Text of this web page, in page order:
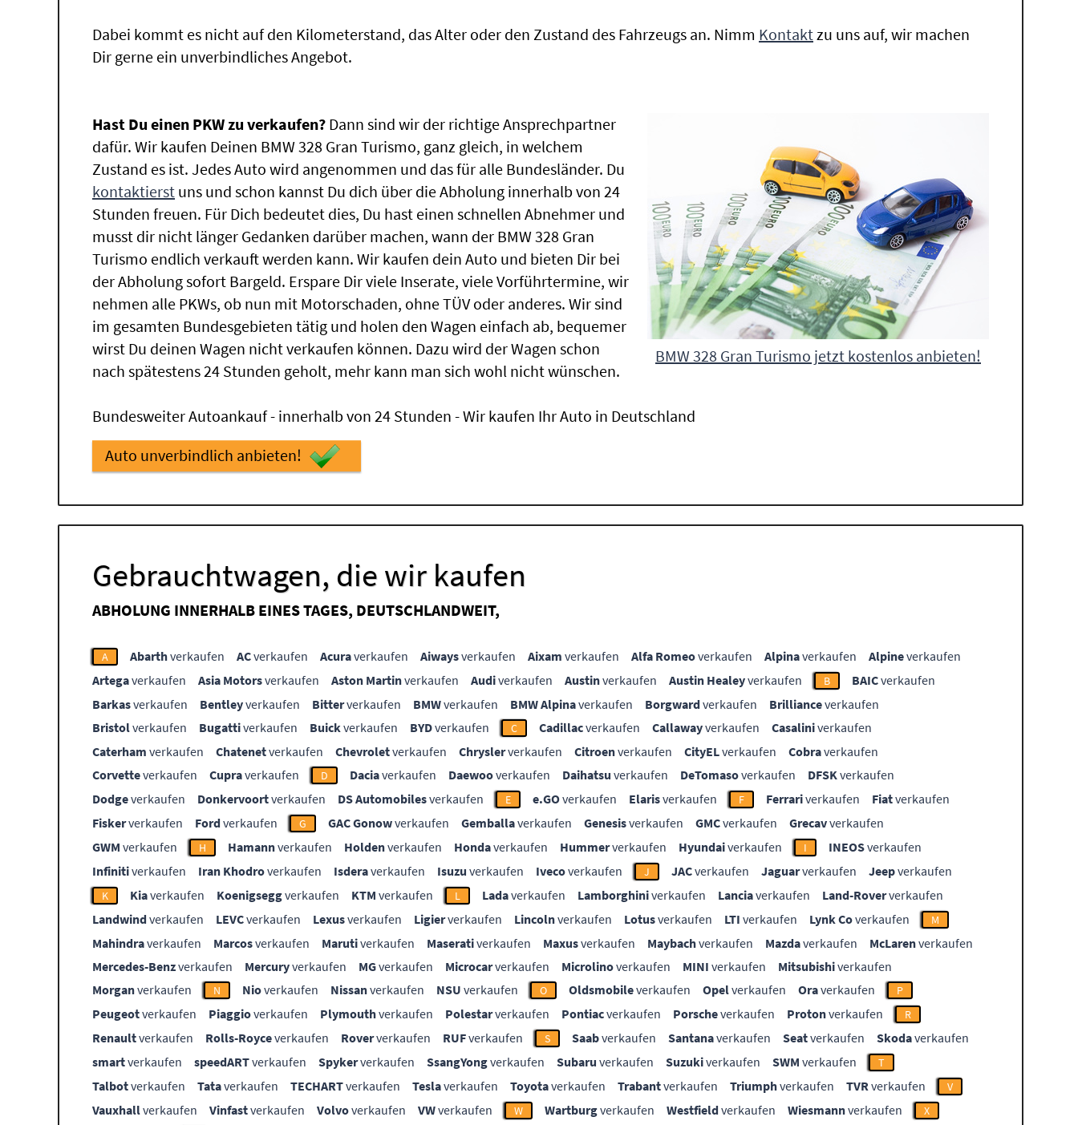
Dabei kommt es nicht auf den Kilometerstand, das Alter oder den Zustand des Fahrzeugs an. Nimm Kontaktzu uns auf, wir machen
Dir gerne ein unverbindliches Angebot.
BMW 328 Gran Turismo jetzt kostenlos anbieten!
Hast Du einen PKW zu verkaufen? Dann sind wir der richtige Ansprechpartner
dafür. Wir kaufen Deinen BMW 328 Gran Turismo, ganz gleich, in welchem
Zustand es ist. Jedes Auto wird angenommen und das für alle Bundesländer. Du
kontaktierst uns und schon kannst Du dich über die Abholung innerhalb von 24
Stunden freuen. Für Dich bedeutet dies, Du hast einen schnellen Abnehmer und
musst dir nicht länger Gedanken darüber machen, wann der BMW 328 Gran
Turismo endlich verkauft werden kann. Wir kaufen dein Auto und bieten Dir bei
der Abholung sofort Bargeld. Erspare Dir viele Inserate, viele Vorführtermine, wir
nehmen alle PKWs, ob nun mit Motorschaden, ohne TÜV oder anderes. Wir sind
im gesamten Bundesgebieten tätig und holen den Wagen einfach ab, bequemer
wirst Du deinen Wagen nicht verkaufen können. Dazu wird der Wagen schon
nach spätestens 24 Stunden geholt, mehr kann man sich wohl nicht wünschen.
Bundesweiter Autoankauf - innerhalb von 24 Stunden - Wir kaufen Ihr Auto in Deutschland
Auto unverbindlich anbieten!
Gebrauchtwagen, die wir kaufen
ABHOLUNG INNERHALB EINES TAGES, DEUTSCHLANDWEIT,
A Abarthverkaufen ACverkaufen Acuraverkaufen Aiwaysverkaufen Aixam verkaufen Alfa Romeoverkaufen Alpinaverkaufen Alpineverkaufen
Artegaverkaufen Asia Motorsverkaufen Aston Martinverkaufen Audiverkaufen Austinverkaufen Austin Healeyverkaufen B BAICverkaufen
Barkasverkaufen Bentleyverkaufen Bitterverkaufen BMWverkaufen BMW Alpinaverkaufen Borgwardverkaufen Brillianceverkaufen
Bristolverkaufen Bugattiverkaufen Buickverkaufen BYDverkaufen C Cadillacverkaufen Callawayverkaufen Casaliniverkaufen
Caterham verkaufen Chatenetverkaufen Chevroletverkaufen Chryslerverkaufen Citroenverkaufen CityELverkaufen Cobraverkaufen
Corvetteverkaufen Cupraverkaufen D Daciaverkaufen Daewooverkaufen Daihatsu verkaufen DeTomasoverkaufen DFSKverkaufen
Dodgeverkaufen Donkervoortverkaufen DS Automobilesverkaufen E e.GOverkaufen Elarisverkaufen F Ferrariverkaufen Fiatverkaufen
Fiskerverkaufen Fordverkaufen G GAC Gonowverkaufen Gemballaverkaufen Genesisverkaufen GMCverkaufen Grecavverkaufen
GWM verkaufen H Hamannverkaufen Holdenverkaufen Hondaverkaufen Hummerverkaufen Hyundaiverkaufen I INEOSverkaufen
Infinitiverkaufen Iran Khodroverkaufen Isderaverkaufen Isuzu verkaufen Ivecoverkaufen J JACverkaufen Jaguarverkaufen Jeepverkaufen
K Kiaverkaufen Koenigseggverkaufen KTM verkaufen L Ladaverkaufen Lamborghiniverkaufen Lanciaverkaufen Land-Roververkaufen
Landwindverkaufen LEVCverkaufen Lexusverkaufen Ligierverkaufen Lincolnverkaufen Lotusverkaufen LTI verkaufen Lynk Coverkaufen M
Mahindraverkaufen Marcosverkaufen Marutiverkaufen Maserativerkaufen Maxusverkaufen Maybachverkaufen Mazdaverkaufen McLarenverkaufen
Mercedes-Benzverkaufen Mercuryverkaufen MGverkaufen Microcarverkaufen Microlinoverkaufen MINI verkaufen Mitsubishiverkaufen
Morganverkaufen N Nioverkaufen Nissanverkaufen NSU verkaufen O Oldsmobileverkaufen Opelverkaufen Oraverkaufen P
Peugeotverkaufen Piaggioverkaufen Plymouthverkaufen Polestarverkaufen Pontiacverkaufen Porscheverkaufen Protonverkaufen R
Renaultverkaufen Rolls-Royceverkaufen Roververkaufen RUFverkaufen S Saabverkaufen Santanaverkaufen Seatverkaufen Skodaverkaufen
smartverkaufen speedARTverkaufen Spykerverkaufen SsangYongverkaufen Subaru verkaufen Suzukiverkaufen SWM verkaufen T
Talbotverkaufen Tataverkaufen TECHARTverkaufen Teslaverkaufen Toyotaverkaufen Trabantverkaufen Triumphverkaufen TVRverkaufen V
Vauxhallverkaufen Vinfastverkaufen Volvoverkaufen VWverkaufen W Wartburgverkaufen Westfieldverkaufen Wiesmannverkaufen X